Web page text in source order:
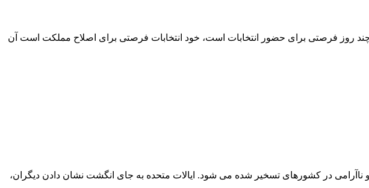
چند روز فرصتی برای حضور انتخابات است، خود انتخابات فرصتی برای اصلاح مملکت است آن
در کشورهای تسخیر شده می شود. ایالات متحده به جای انگشت نشان دادن دیگران،